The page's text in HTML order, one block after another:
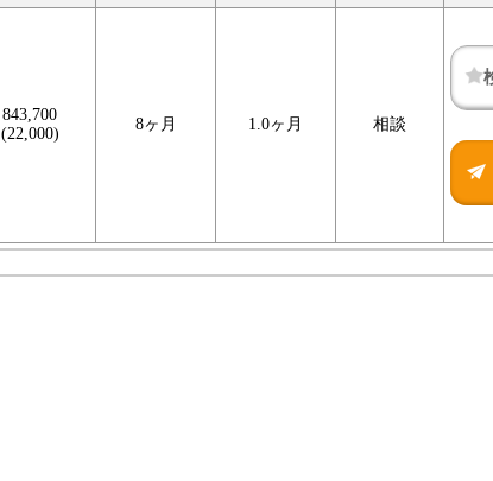
843,700
(22,000)
8ヶ月 1.0ヶ月 相談